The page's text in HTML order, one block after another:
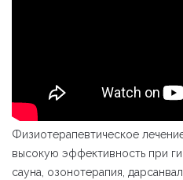
Физиотерапевтическое
высокую эффективность при
сауна, озонотерапия,